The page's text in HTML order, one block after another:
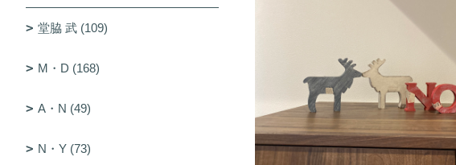
堂脇 武 (109)
M・D (168)
A・N (49)
N・Y (73)